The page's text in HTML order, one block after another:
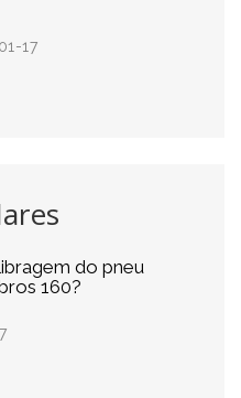
17
do pneu
160?